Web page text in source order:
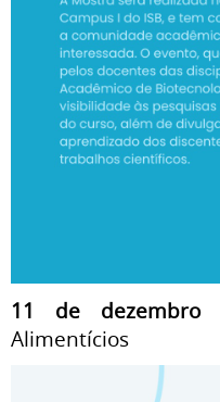
11 de dezembro
Alimentícios